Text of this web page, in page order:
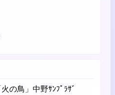
の鳥」中野ｻﾝﾌﾟﾗｻﾞ